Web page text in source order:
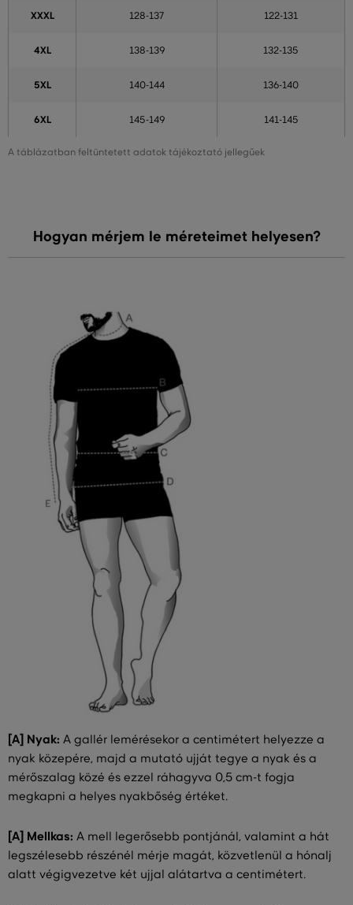
A táblázatban feltüntetett adatok tájékoztató jellegűek
XXXL 128-137 122-131
4XL 138-139 132-135
5XL 140-144 136-140
6XL 145-149 141-145
Hogyan mérjem le méreteimet helyesen?
[A] Nyak: A gallér lemérésekor a centimétert helyezze a
nyak közepére, majd a mutató ujját tegye a nyak és a
mérőszalag közé és ezzel ráhagyva 0,5 cm-t fogja
megkapni a helyes nyakbőség értéket.
[A] Mellkas: A mell legerősebb pontjánál, valamint a hát
legszélesebb részénél mérje magát, közvetlenül a hónalj
alatt végigvezetve két ujjal alátartva a centimétert.